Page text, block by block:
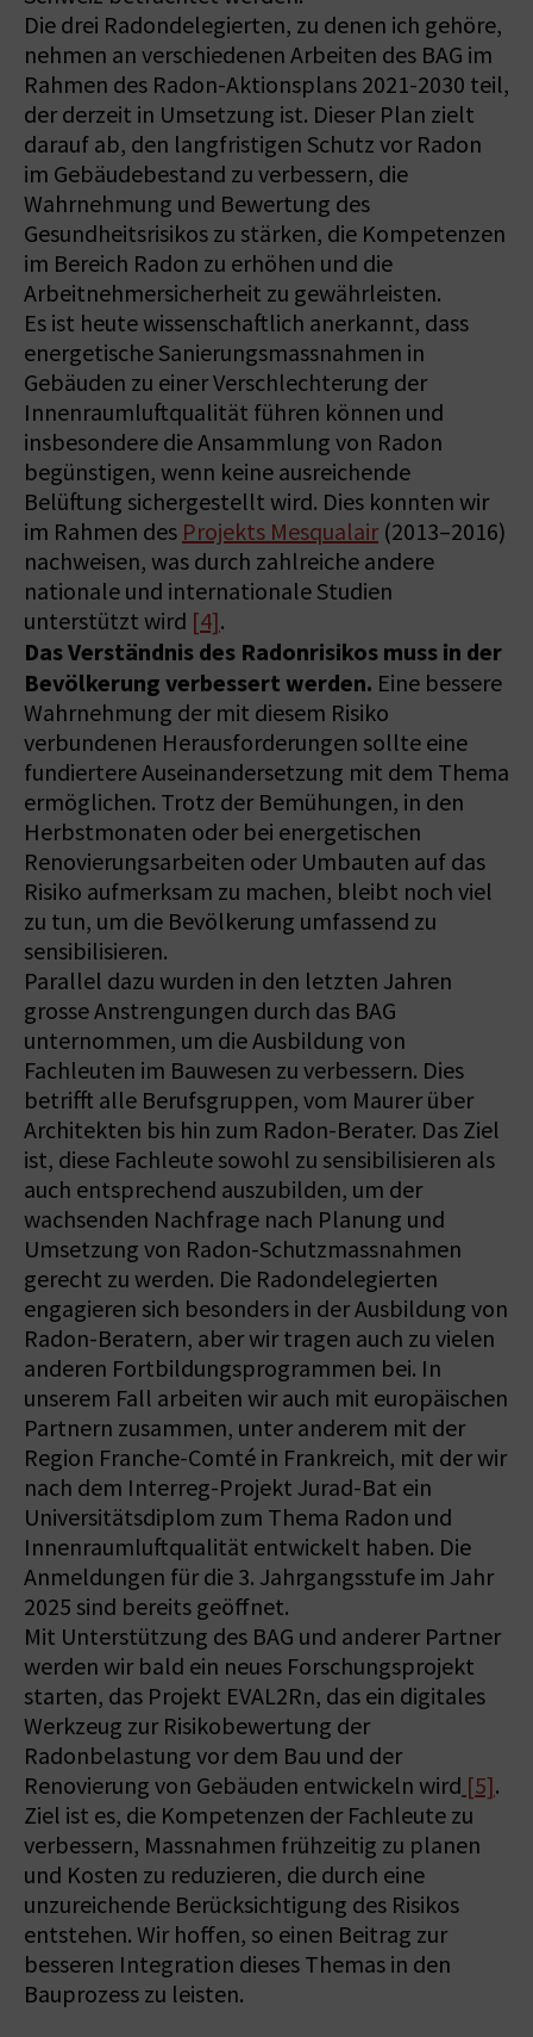
Die drei Radondelegierten, zu denen ich gehöre,
nehmen an verschiedenen Arbeiten des BAG im
Rahmen des Radon-Aktionsplans 2021-2030 teil,
der derzeit in Umsetzung ist. Dieser Plan zielt
darauf ab, den langfristigen Schutz vor Radon
im Gebäudebestand zu verbessern, die
Wahrnehmung und Bewertung des
Gesundheitsrisikos zu stärken, die Kompetenzen
im Bereich Radon zu erhöhen und die
Arbeitnehmersicherheit zu gewährleisten.
Es ist heute wissenschaftlich anerkannt, dass
energetische Sanierungsmassnahmen in
Gebäuden zu einer Verschlechterung der
Innenraumluftqualität führen können und
insbesondere die Ansammlung von Radon
begünstigen, wenn keine ausreichende
Belüftung sichergestellt wird. Dies konnten wir
im Rahmen des Projekts Mesqualair (2013–2016)
nachweisen, was durch zahlreiche andere
nationale und internationale Studien
unterstützt wird [4].
Das Verständnis des Radonrisikos muss in der
Bevölkerung verbessert werden. Eine bessere
Wahrnehmung der mit diesem Risiko
verbundenen Herausforderungen sollte eine
fundiertere Auseinandersetzung mit dem Thema
ermöglichen. Trotz der Bemühungen, in den
Herbstmonaten oder bei energetischen
Renovierungsarbeiten oder Umbauten auf das
Risiko aufmerksam zu machen, bleibt noch viel
zu tun, um die Bevölkerung umfassend zu
sensibilisieren.
Parallel dazu wurden in den letzten Jahren
grosse Anstrengungen durch das BAG
unternommen, um die Ausbildung von
Fachleuten im Bauwesen zu verbessern. Dies
betrifft alle Berufsgruppen, vom Maurer über
Architekten bis hin zum Radon-Berater. Das Ziel
ist, diese Fachleute sowohl zu sensibilisieren als
auch entsprechend auszubilden, um der
wachsenden Nachfrage nach Planung und
Umsetzung von Radon-Schutzmassnahmen
gerecht zu werden. Die Radondelegierten
engagieren sich besonders in der Ausbildung von
Radon-Beratern, aber wir tragen auch zu vielen
anderen Fortbildungsprogrammen bei. In
unserem Fall arbeiten wir auch mit europäischen
Partnern zusammen, unter anderem mit der
Region Franche-Comté in Frankreich, mit der wir
nach dem Interreg-Projekt Jurad-Bat ein
Universitätsdiplom zum Thema Radon und
Innenraumluftqualität entwickelt haben. Die
Anmeldungen für die 3. Jahrgangsstufe im Jahr
2025 sind bereits geöffnet.
Mit Unterstützung des BAG und anderer Partner
werden wir bald ein neues Forschungsprojekt
starten, das Projekt EVAL2Rn, das ein digitales
Werkzeug zur Risikobewertung der
Radonbelastung vor dem Bau und der
Renovierung von Gebäuden entwickeln wird [5].
Ziel ist es, die Kompetenzen der Fachleute zu
verbessern, Massnahmen frühzeitig zu planen
und Kosten zu reduzieren, die durch eine
unzureichende Berücksichtigung des Risikos
entstehen. Wir hoffen, so einen Beitrag zur
besseren Integration dieses Themas in den
Bauprozess zu leisten.